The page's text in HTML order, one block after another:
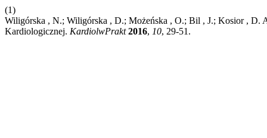
(1)
Wiligórska , N.; Wiligórska , D.; Możeńska , O.; Bil , J.; Kosior , D.
Kardiologicznej. KardiolwPrakt 2016, 10, 29-51.